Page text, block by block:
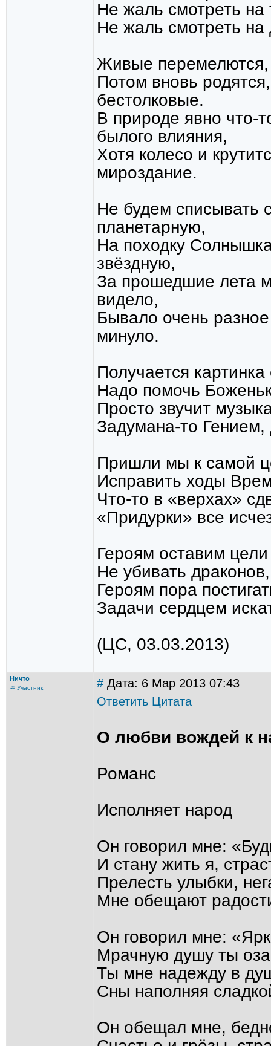
Не жаль смотреть
Не жаль смотреть
Живые перемелются,
Потом вновь
бестолковые.
В природе явно что-
былого влияния,
Хотя колесо и
мироздание.
Не будем списывать
планетарную,
На походку
звёздную,
За прошедшие лета
видело,
Бывало очень
минуло.
Получается
Надо помочь
Просто звучит
Задумана-то
Пришли мы к самой
Исправить ходы
Что-то в «верхах»
«Придурки» все
Героям оставим
Не убивать
Героям пора
Задачи сердцем
(ЦС, 03.03.2013)
Ничто
♒ Участник # Дата: 6 Мар 2013 07:43
Ответить Цитата
О любви вождей к
Романс
Исполняет народ
Он говорил мне:
И стану жить я,
Прелесть улыбки,
Мне обещают
Он говорил мне:
Мрачную душу ты
Ты мне надежду в
Сны наполняя
Он обещал мне,